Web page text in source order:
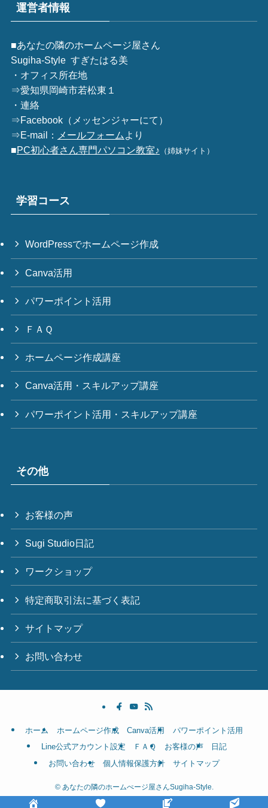
運営者情報
■あなたの隣のホームページ屋さん
Sugiha-Style すぎたはる美
・オフィス所在地
⇒愛知県岡崎市若松東１
・連絡
⇒Facebook（メッセンジャーにて）
⇒E-mail：
メールフォーム より
■PC初心者さん専門パソコン教室♪ （姉妹サイト）
学習コース
WordPressでホームページ作成
Canva活用
パワーポイント活用
ＦＡＱ
ホームページ作成講座
Canva活用・スキルアップ講座
パワーポイント活用・スキルアップ講座
その他
お客様の声
Sugi Studio日記
ワークショップ
特定商取引法に基づく表記
サイトマップ
お問い合わせ
ホーム ホームページ作成 Canva活用
パワーポイント活用
Line公式アカウント設定
ＦＡＱ お客様の声
日記
お問い合わせ
個人情報保護方針 サイトマップ
©あなたの隣のホームぺージ屋さんSugiha-Style.